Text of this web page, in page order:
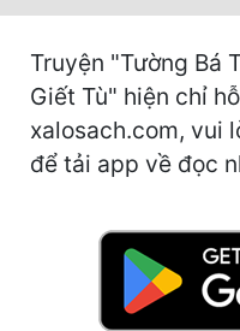
Ngôn Tình
Ngược
Nữ Cường
Phong Thủy - Tâm Linh
Truyện "Tường Bá
Giết Tù" hiện chỉ
xalosach.com, vui
để tải app về đọc